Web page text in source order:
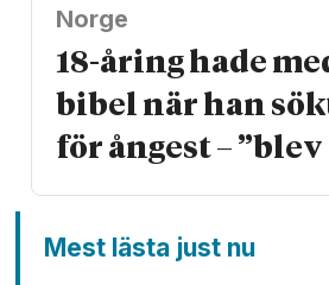
Norge
18-åring hade
bibel när han
för ångest –
Mest lästa just nu